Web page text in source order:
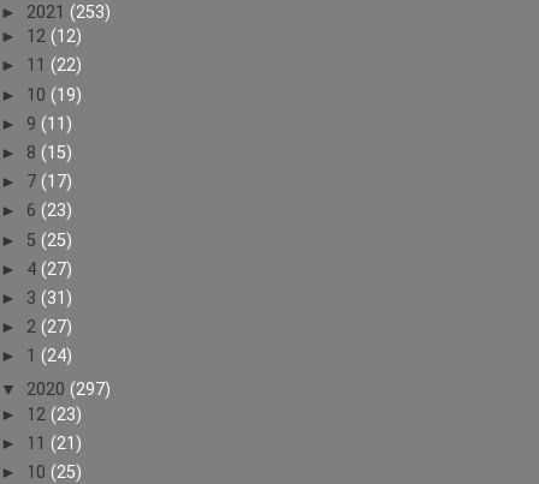
► 2021 (253)
► 12 (12)
► 11 (22)
► 10 (19)
► 9 (11)
► 8 (15)
► 7 (17)
► 6 (23)
► 5 (25)
► 4 (27)
► 3 (31)
► 2 (27)
► 1 (24)
▼ 2020 (297)
► 12 (23)
► 11 (21)
► 10 (25)